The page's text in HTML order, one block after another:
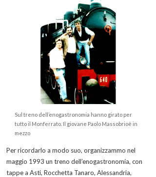
Sul treno dell’enogastronomia hanno girato per
tutto il Monferrato. Il giovane Paolo Massobrioè in
mezzo
Per ricordarlo a modo suo, organizzammo nel
maggio 1993 un treno dell’enogastronomia, con
tappe a Asti, Rocchetta Tanaro, Alessandria,